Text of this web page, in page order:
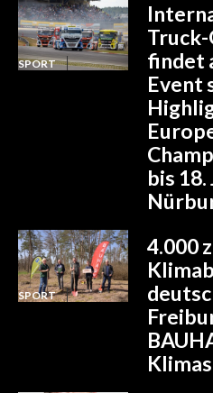
SPORT
findet
Event
bis 18.
SPORT
4.000